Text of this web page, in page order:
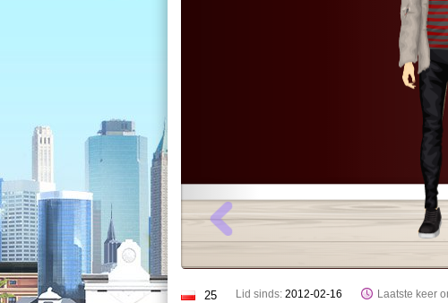
25 Lid sinds: 2012-02-16 Laatste keer